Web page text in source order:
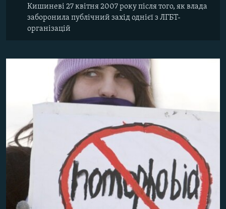
Кишиневі 27 квітня 2007 року після того, як влада
заборонила публічний захід однієї з ЛГБТ-
організацій